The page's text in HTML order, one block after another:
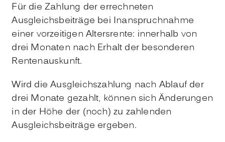
Für die Zahlung der errechneten
Ausgleichsbeiträge bei Inanspruchnahme
einer vorzeitigen Altersrente: innerhalb von
drei Monaten nach Erhalt der besonderen
Rentenauskunft.
Wird die Ausgleichszahlung nach Ablauf der
drei Monate gezahlt, können sich Änderungen
in der Höhe der (noch) zu zahlenden
Ausgleichsbeiträge ergeben.